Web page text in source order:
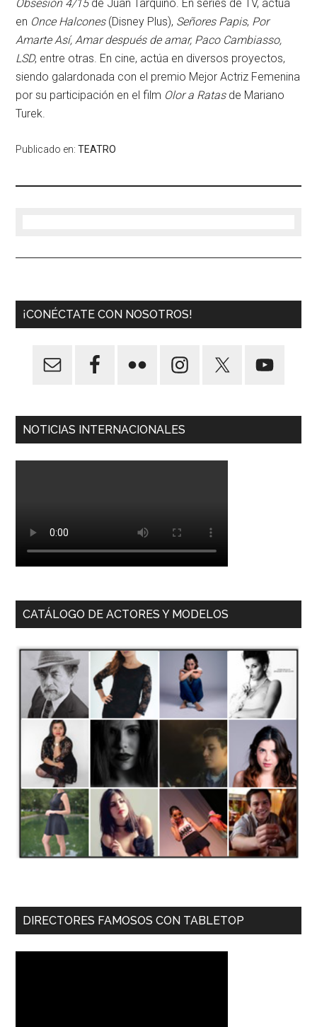
Obsesión 4/15de Juan Tarquino. En series de TV, actúa
en Once Halcones(Disney Plus), Señores Papis, Por
Amarte Así, Amar después de amar, Paco Cambiasso,
LSD, entre otras. En cine, actúa en diversos proyectos,
siendo galardonada con el premio Mejor Actriz Femenina
por su participación en el film Olor a Ratasde Mariano
Turek.
Publicado en:TEATRO
¡CONÉCTATE CON NOSOTROS!
NOTICIAS INTERNACIONALES
CATÁLOGO DE ACTORES Y MODELOS
DIRECTORES FAMOSOS CON TABLETOP